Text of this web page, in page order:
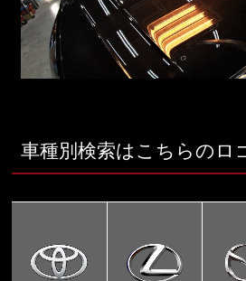
車種別検索はこちらのロ